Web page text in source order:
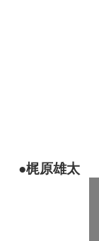
●梶原雄太